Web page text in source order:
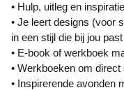
• Hulp, uitleg en
• Je leert designs (voor
in een stijl die bij jou past
• E-book of werkboek
• Werkboeken om
• Inspirerende avonden